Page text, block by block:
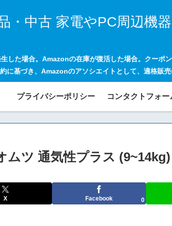
・中古 家電やPC周辺機
した場合。Amazonの在庫が復活した場合。クーポ
に基づき、Amazonのアソシエイトとして、適格販売
プライバシーポリシー コンタクトフォー
ムツ 通気性プラス
X Facebook 0